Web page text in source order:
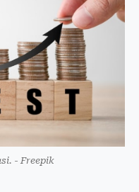
- Freepik